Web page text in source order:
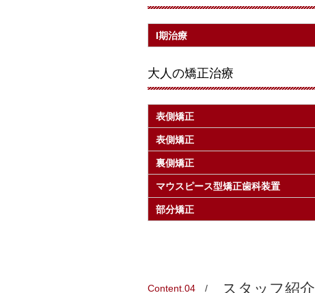
Ⅰ期治療
大人の矯正治療
表側矯正
表側矯正
裏側矯正
マウスピース型矯正歯科装置
部分矯正
Content.04 スタッフ紹介